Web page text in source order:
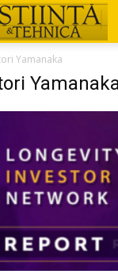
Yamanaka